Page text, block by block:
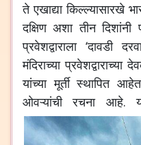
ते एखाद्या किल्ल्यासारखे
दक्षिण अशा तीन
प्रवेशद्वाराला ‘दावडी
मंदिराच्या
यांच्या मूर्ती स्थापित
ओवऱ्यांची रचना आहे.